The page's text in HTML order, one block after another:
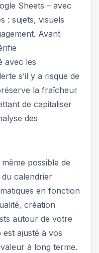
Sheets – avec
: sujets, visuels
Avant
avec les
s’il y a risque de
la fraîcheur
de capitaliser
des
possible de
du calendrier
en fonction
création
autour de votre
ajusté à vos
à long terme.